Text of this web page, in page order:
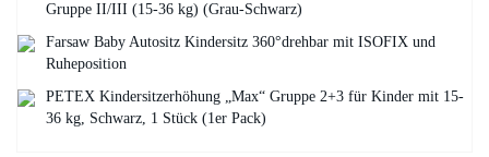
Gruppe II/III (15-36 kg) (Grau-Schwarz)
Farsaw Baby Autositz Kindersitz 360°drehbar mit ISOFIX und
Ruheposition
PETEX Kindersitzerhöhung „Max“ Gruppe 2+3 für Kinder mit 15-
36 kg, Schwarz, 1 Stück (1er Pack)